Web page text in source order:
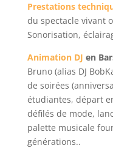
Prestations
du spectacle vivant
Sonorisation,
Animation DJ en
Bruno (alias DJ
de soirées
étudiantes, départ
défilés de mode,
palette musicale
générations..